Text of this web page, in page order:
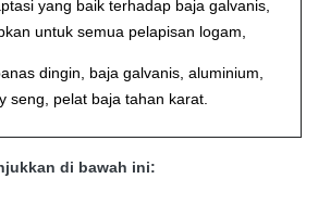
yang baik terhadap baja galvanis,
untuk semua pelapisan logam,
dingin, baja galvanis, aluminium,
seng, pelat baja tahan karat.
di bawah ini: